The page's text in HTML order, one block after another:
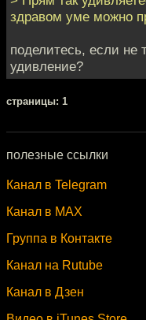
здравом уме можно
поделитесь, если не
удивление?
cтраницы: 1
полезные ссылки
Канал в Telegram
Канал в MAX
Группа в Контакте
Канал на Rutube
Канал в Дзен